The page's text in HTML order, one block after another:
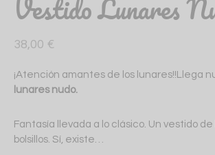
Vestido Lunares
38,00 €
¡Atención amantes de los lunares!!Llega
lunares nudo.
Fantasía llevada a lo clásico. Un vestido
bolsillos. Sí, existe…